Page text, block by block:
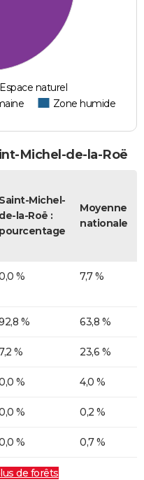
Espace naturel
Zone humide
Michel-de-la-Roë
Saint-Michel-
de-la-Roë :
pourcentage
Moyenne
nationale
% 7,7 %
% 63,8 %
% 23,6 %
% 4,0 %
% 0,2 %
% 0,7 %
de forêts